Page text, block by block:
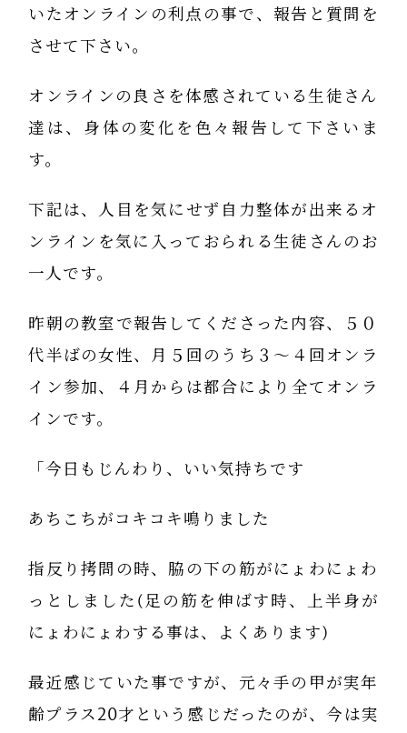
いたオンラインの利点の事で、報告と質問を
させて下さい。
オンラインの良さを体感されている生徒さん
達は、身体の変化を色々報告して下さいま
す。
下記は、人目を気にせず自力整体が出来るオ
ンラインを気に入っておられる生徒さんのお
一人です。
昨朝の教室で報告してくださった内容、５０
代半ばの女性、月５回のうち３〜４回オンラ
イン参加、４月からは都合により全てオンラ
インです。
「今日もじんわり、いい気持ちです
あちこちがコキコキ鳴りました
指反り拷問の時、脇の下の筋がにょわにょわ
っとしました(足の筋を伸ばす時、上半身が
にょわにょわする事は、よくあります)
最近感じていた事ですが、元々手の甲が実年
齢プラス20才という感じだったのが、今は実